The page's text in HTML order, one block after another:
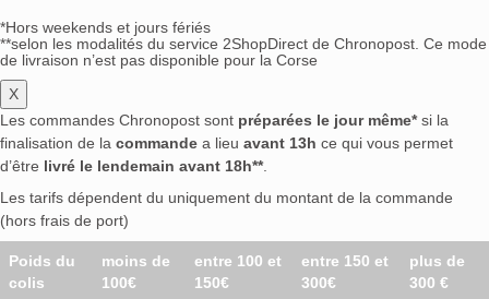
*Hors weekends et jours fériés
**selon les modalités du service 2ShopDirect de Chronopost. Ce mode
de livraison n’est pas disponible pour la Corse
X
Les commandes Chronopost sont préparées le jour même*si la
finalisation de la commande a lieu avant 13h ce qui vous permet
d’être livré le lendemain avant 18h**.
Les tarifs dépendent du uniquement du montant de la commande
(hors frais de port)
Poids du
colis
moins de
100€
entre 100 et
150€
entre 150 et
300€
plus de
300 €